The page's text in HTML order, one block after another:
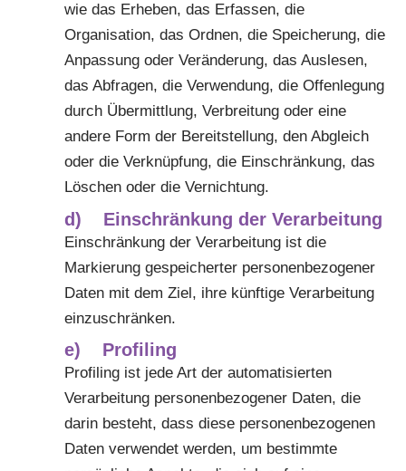
wie das Erheben, das Erfassen, die
Organisation, das Ordnen, die Speicherung, die
Anpassung oder Veränderung, das Auslesen,
das Abfragen, die Verwendung, die Offenlegung
durch Übermittlung, Verbreitung oder eine
andere Form der Bereitstellung, den Abgleich
oder die Verknüpfung, die Einschränkung, das
Löschen oder die Vernichtung.
d) Einschränkung der Verarbeitung
Einschränkung der Verarbeitung ist die
Markierung gespeicherter personenbezogener
Daten mit dem Ziel, ihre künftige Verarbeitung
einzuschränken.
e) Profiling
Profiling ist jede Art der automatisierten
Verarbeitung personenbezogener Daten, die
darin besteht, dass diese personenbezogenen
Daten verwendet werden, um bestimmte